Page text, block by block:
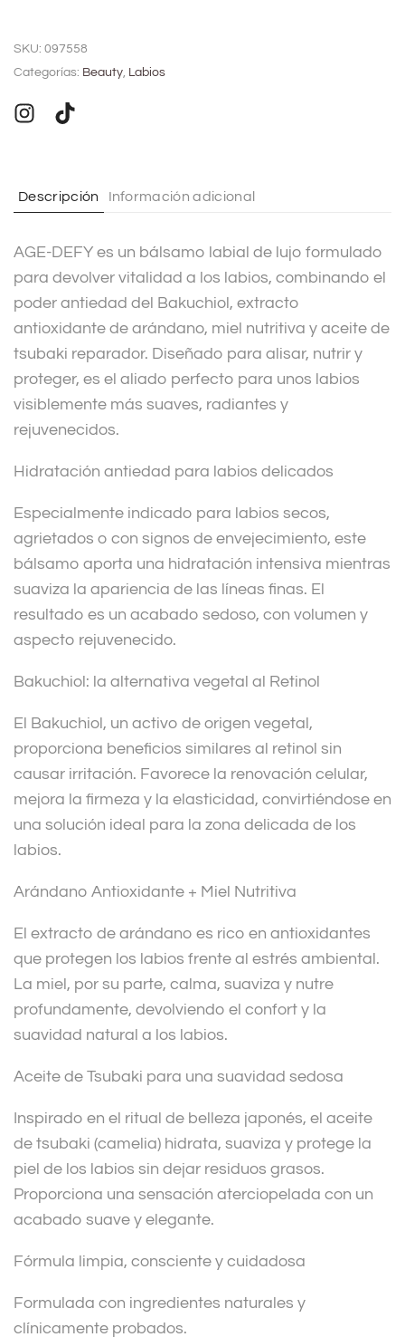
t
r
i
e
:
SKU: 097558
Categorías: Beauty, Labios
Descripción Información adicional
AGE-DEFY es un bálsamo labial de lujo formulado
para devolver vitalidad a los labios, combinando el
poder antiedad del Bakuchiol, extracto
antioxidante de arándano, miel nutritiva y aceite de
tsubaki reparador. Diseñado para alisar, nutrir y
proteger, es el aliado perfecto para unos labios
visiblemente más suaves, radiantes y
rejuvenecidos.
Hidratación antiedad para labios delicados
Especialmente indicado para labios secos,
agrietados o con signos de envejecimiento, este
bálsamo aporta una hidratación intensiva mientras
suaviza la apariencia de las líneas finas. El
resultado es un acabado sedoso, con volumen y
aspecto rejuvenecido.
Bakuchiol: la alternativa vegetal al Retinol
El Bakuchiol, un activo de origen vegetal,
proporciona beneficios similares al retinol sin
causar irritación. Favorece la renovación celular,
mejora la firmeza y la elasticidad, convirtiéndose en
una solución ideal para la zona delicada de los
labios.
Arándano Antioxidante + Miel Nutritiva
El extracto de arándano es rico en antioxidantes
que protegen los labios frente al estrés ambiental.
La miel, por su parte, calma, suaviza y nutre
profundamente, devolviendo el confort y la
suavidad natural a los labios.
Aceite de Tsubaki para una suavidad sedosa
Inspirado en el ritual de belleza japonés, el aceite
de tsubaki (camelia) hidrata, suaviza y protege la
piel de los labios sin dejar residuos grasos.
Proporciona una sensación aterciopelada con un
acabado suave y elegante.
Fórmula limpia, consciente y cuidadosa
Formulada con ingredientes naturales y
clínicamente probados.